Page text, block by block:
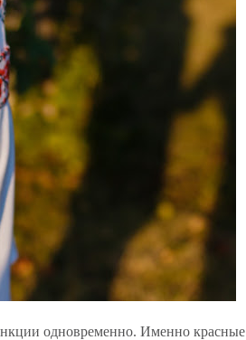
одновременно. Именно красные